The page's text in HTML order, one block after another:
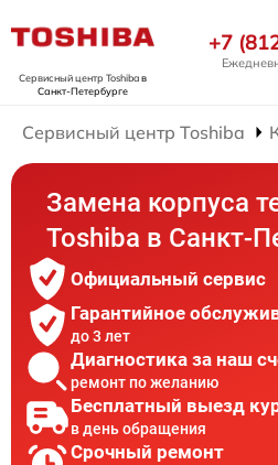
Сервисный центр Toshibaв
Санкт-Петербурге
+7
Сервисный центр Toshiba
Замена корпуса
Toshiba в Санкт-
Официальный сервис
Гарантийное
до 3 лет
Диагностика за наш
ремонт по желанию
Бесплатный выезд
в день обращения
Срочный ремонт